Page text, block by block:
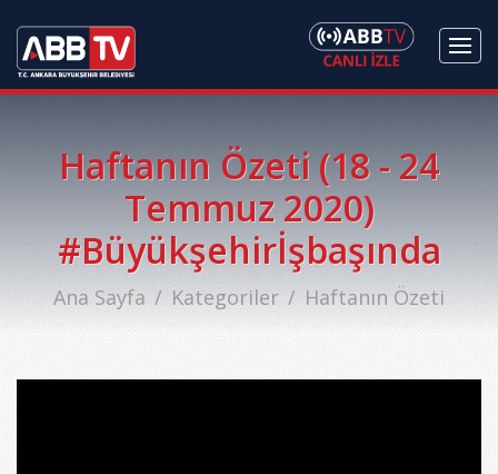
Haftanın Özeti (18 - 24
Temmuz 2020)
#Büyükşehirİşbaşında‬
Ana Sayfa Kategoriler Haftanın Özeti